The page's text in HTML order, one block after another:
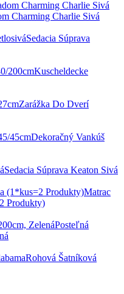
Charming Charlie Sivá
Sedacia Súprava
Kuscheldecke
Zarážka Do Dverí
Dekoračný Vankúš
Sedacia Súprava Keaton Sivá
Matrac
Produkty)
Posteľná
Rohová Šatníková